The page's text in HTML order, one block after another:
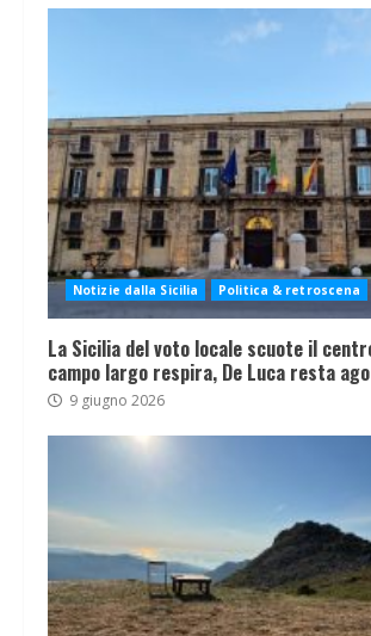
Notizie dalla Sicilia Politica & retroscena
La Sicilia del voto locale scuote il
campo largo respira, De Luca resta
9 giugno 2026